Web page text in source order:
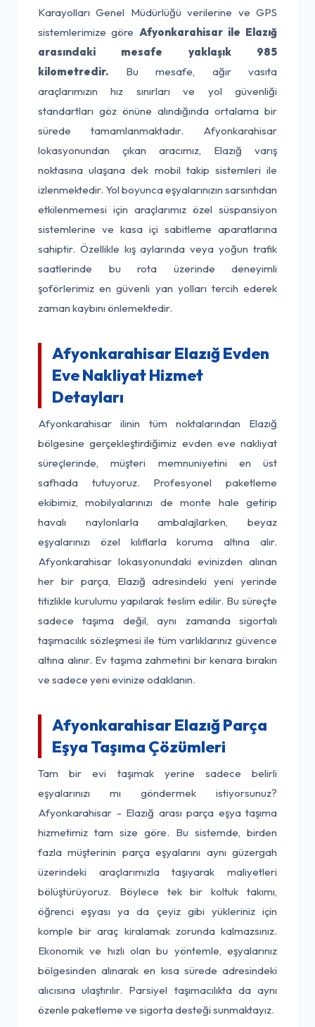
Karayolları Genel Müdürlüğü verilerine ve GPS
sistemlerimize göre Afyonkarahisar ile Elazığ
arasındaki mesafe yaklaşık 985
kilometredir. Bu mesafe, ağır vasıta
araçlarımızın hız sınırları ve yol güvenliği
standartları göz önüne alındığında ortalama bir
sürede tamamlanmaktadır. Afyonkarahisar
lokasyonundan çıkan aracımız, Elazığ varış
noktasına ulaşana dek mobil takip sistemleri ile
izlenmektedir. Yol boyunca eşyalarınızın sarsıntıdan
etkilenmemesi için araçlarımız özel süspansiyon
sistemlerine ve kasa içi sabitleme aparatlarına
sahiptir. Özellikle kış aylarında veya yoğun trafik
saatlerinde bu rota üzerinde deneyimli
şoförlerimiz en güvenli yan yolları tercih ederek
zaman kaybını önlemektedir.
Afyonkarahisar Elazığ Evden
Eve Nakliyat Hizmet
Detayları
Afyonkarahisar ilinin tüm noktalarından Elazığ
bölgesine gerçekleştirdiğimiz evden eve nakliyat
süreçlerinde, müşteri memnuniyetini en üst
safhada tutuyoruz. Profesyonel paketleme
ekibimiz, mobilyalarınızı de monte hale getirip
havalı naylonlarla ambalajlarken, beyaz
eşyalarınızı özel kılıflarla koruma altına alır.
Afyonkarahisar lokasyonundaki evinizden alınan
her bir parça, Elazığ adresindeki yeni yerinde
titizlikle kurulumu yapılarak teslim edilir. Bu süreçte
sadece taşıma değil, aynı zamanda sigortalı
taşımacılık sözleşmesi ile tüm varlıklarınız güvence
altına alınır. Ev taşıma zahmetini bir kenara bırakın
ve sadece yeni evinize odaklanın.
Afyonkarahisar Elazığ Parça
Eşya Taşıma Çözümleri
Tam bir evi taşımak yerine sadece belirli
eşyalarınızı mı göndermek istiyorsunuz?
Afyonkarahisar - Elazığ arası parça eşya taşıma
hizmetimiz tam size göre. Bu sistemde, birden
fazla müşterinin parça eşyalarını aynı güzergah
üzerindeki araçlarımızla taşıyarak maliyetleri
bölüştürüyoruz. Böylece tek bir koltuk takımı,
öğrenci eşyası ya da çeyiz gibi yükleriniz için
komple bir araç kiralamak zorunda kalmazsınız.
Ekonomik ve hızlı olan bu yöntemle, eşyalarınız
bölgesinden alınarak en kısa sürede adresindeki
alıcısına ulaştırılır. Parsiyel taşımacılıkta da aynı
özenle paketleme ve sigorta desteği sunmaktayız.